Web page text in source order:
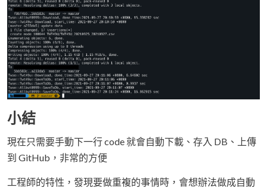
小結
現在只需要手動下一行 code 就會自動下載、存入 DB、上傳
到 GitHub，非常的方便
工程師的特性，發現要做重複的事情時，會想辦法做成自動